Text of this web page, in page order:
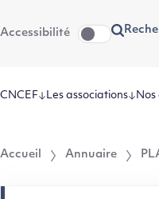
au
contenu
Accessibilité
CNCEF Les associations
Accueil Annuaire